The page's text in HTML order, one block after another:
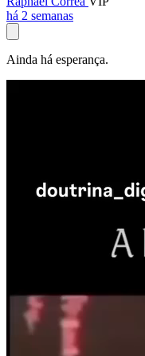
há 2 semanas
Ainda há esperança.